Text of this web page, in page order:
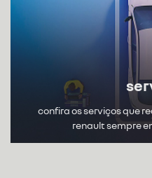
confira os serviços que
renault sempre